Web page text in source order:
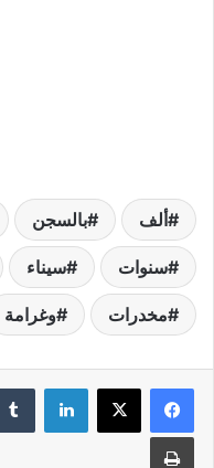
ألف بالسجن
سنوات سيناء
مخدرات وغرامة
لينكدإن
طباعة